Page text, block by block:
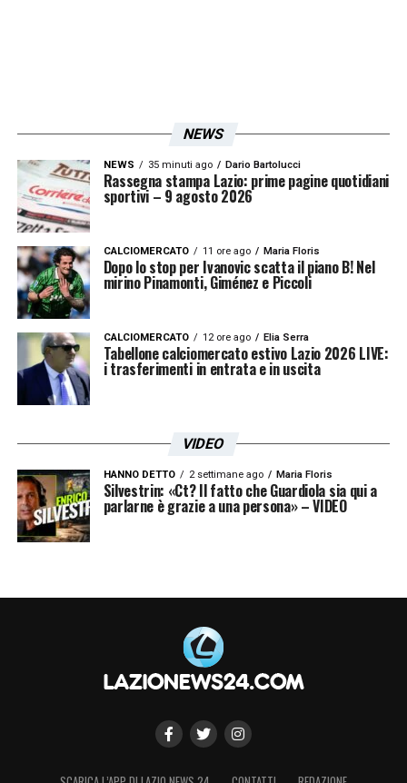
NEWS
NEWS 35 minuti ago Dario Bartolucci
Rassegna stampa Lazio: prime pagine quotidiani
sportivi – 9 agosto 2026
CALCIOMERCATO 11 ore ago Maria Floris
Dopo lo stop per Ivanovic scatta il piano B! Nel
mirino Pinamonti, Giménez e Piccoli
CALCIOMERCATO 12 ore ago Elia Serra
Tabellone calciomercato estivo Lazio 2026 LIVE:
i trasferimenti in entrata e in uscita
VIDEO
HANNO DETTO 2 settimane ago Maria Floris
Silvestrin: «Ct? Il fatto che Guardiola sia qui a
parlarne è grazie a una persona» – VIDEO